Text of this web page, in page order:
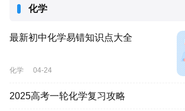
化学
最新初中化学易错知识点大全
化学 04-24
2025高考一轮化学复习攻略